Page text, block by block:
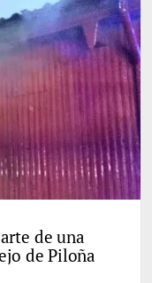
de una
de Piloña